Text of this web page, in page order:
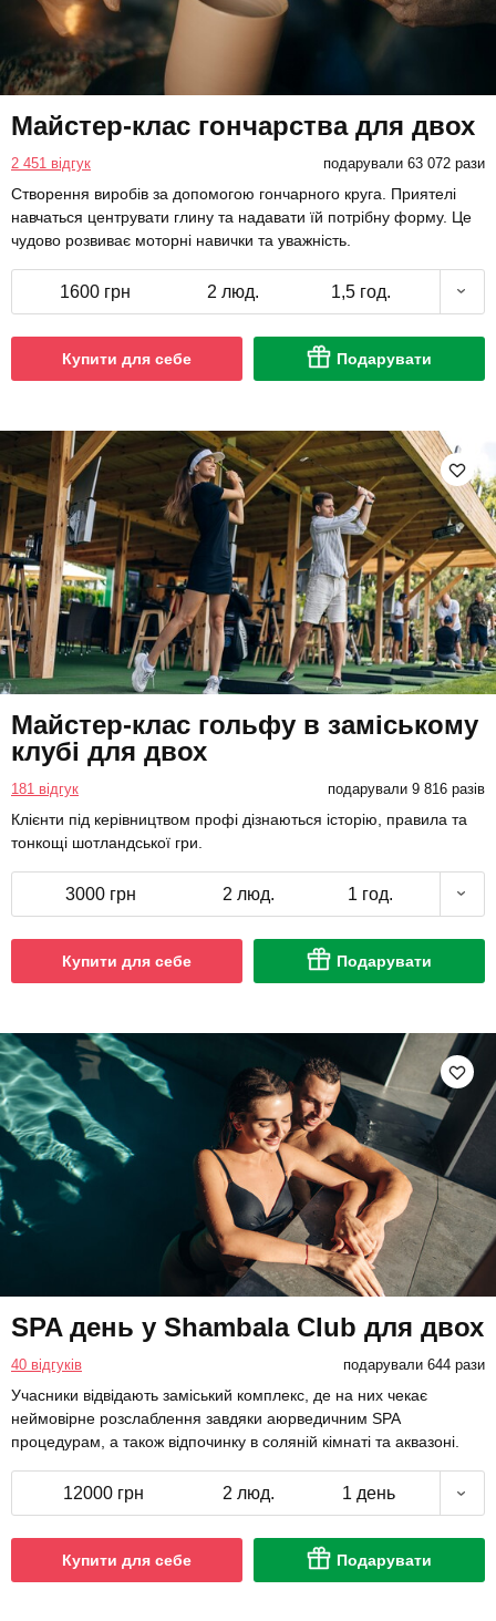
Майстер-клас гончарства для двох
2 451 відгук подарували 63 072 рази
Створення виробів за допомогою гончарного круга. Приятелі
навчаться центрувати глину та надавати їй потрібну форму. Це
чудово розвиває моторні навички та уважність.
1600 грн 2 люд. 1,5 год.
Купити для себе Подарувати
Майстер-клас гольфу в заміському
клубі для двох
181 відгук подарували 9 816 разів
Клієнти під керівництвом профі дізнаються історію, правила та
тонкощі шотландської гри.
3000 грн 2 люд. 1 год.
Купити для себе Подарувати
SPA день у Shambala Club для двох
40 відгуків подарували 644 рази
Учасники відвідають заміський комплекс, де на них чекає
неймовірне розслаблення завдяки аюрведичним SPA
процедурам, а також відпочинку в соляній кімнаті та аквазоні.
12000 грн 2 люд. 1 день
Купити для себе Подарувати